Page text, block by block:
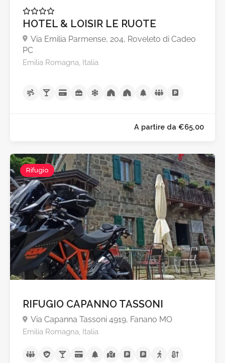
HOTEL & LOISIR LE RUOTE
Via Emilia Parmense, 204, Roveleto di Cadeo
PC
Emilia Romagna, Italia
A partire da
Rifugio
RIFUGIO CAPANNO TASSONI
Via Capanna Tassoni 4919, Fanano MO
Emilia Romagna, Italia